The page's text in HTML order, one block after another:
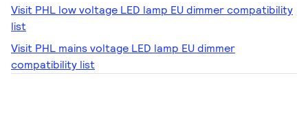
Visit PHL low voltage LED lamp EU dimmer compatibility
list
Visit PHL mains voltage LED lamp EU dimmer
compatibility list